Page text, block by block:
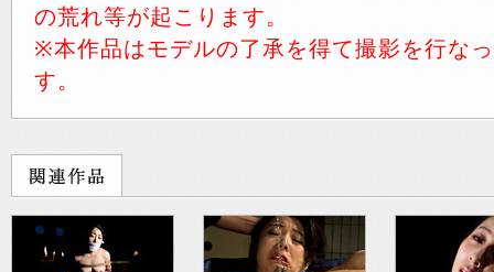
の荒れ等が起こります。
※本作品はモデルの了承を得て撮影を行な
す。